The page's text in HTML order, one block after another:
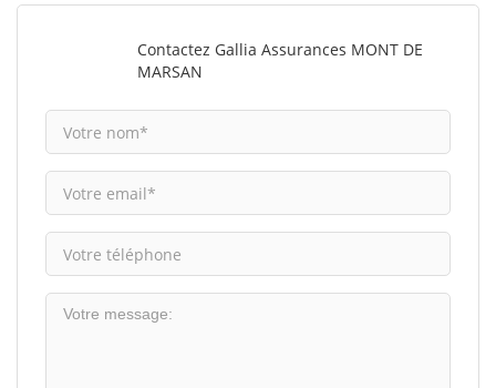
Contactez Gallia Assurances MONT DE
MARSAN